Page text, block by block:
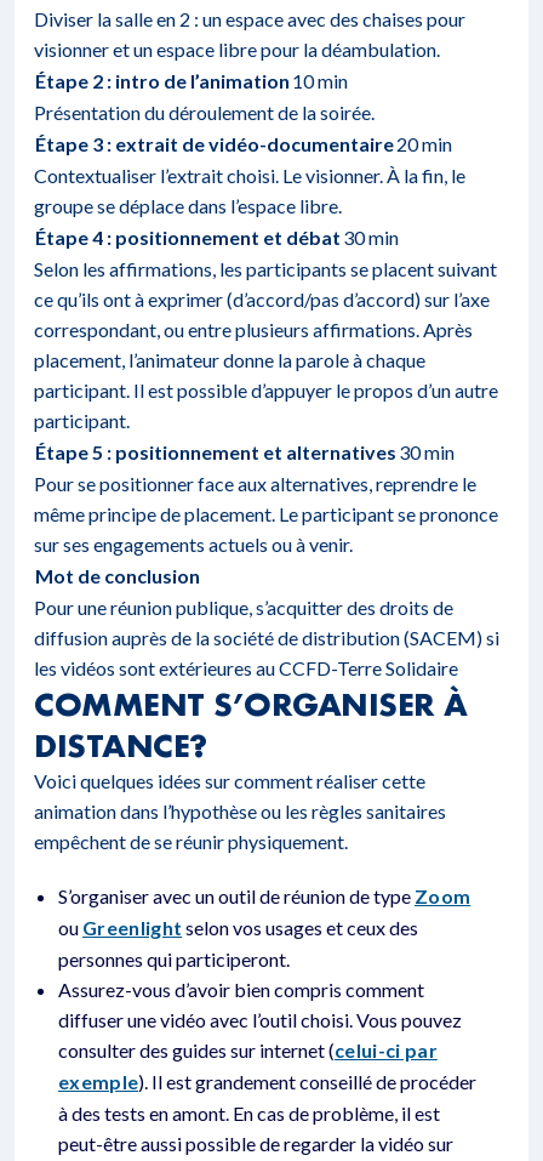
Diviser la salle en 2 : un espace avec des chaises pour
visionner et un espace libre pour la déambulation.
Étape 2 : intro de l’animation 10 min
Présentation du déroulement de la soirée.
Étape 3 : extrait de vidéo-documentaire20 min
Contextualiser l’extrait choisi. Le visionner. À la fin, le
groupe se déplace dans l’espace libre.
Étape 4 : positionnement et débat 30 min
Selon les affirmations, les participants se placent suivant
ce qu’ils ont à exprimer (d’accord/pas d’accord) sur l’axe
correspondant, ou entre plusieurs affirmations. Après
placement, l’animateur donne la parole à chaque
participant. Il est possible d’appuyer le propos d’un autre
participant.
Étape 5 : positionnement et alternatives 30 min
Pour se positionner face aux alternatives, reprendre le
même principe de placement. Le participant se prononce
sur ses engagements actuels ou à venir.
Mot de conclusion
Pour une réunion publique, s’acquitter des droits de
diffusion auprès de la société de distribution (SACEM) si
les vidéos sont extérieures au CCFD-Terre Solidaire
COMMENT S’ORGANISER À
DISTANCE?
Voici quelques idées sur comment réaliser cette
animation dans l’hypothèse ou les règles sanitaires
empêchent de se réunir physiquement.
S’organiser avec un outil de réunion de type Zoom
ou Greenlight selon vos usages et ceux des
personnes qui participeront.
Assurez-vous d’avoir bien compris comment
diffuser une vidéo avec l’outil choisi. Vous pouvez
consulter des guides sur internet (celui-ci par
exemple). Il est grandement conseillé de procéder
à des tests en amont. En cas de problème, il est
peut-être aussi possible de regarder la vidéo sur